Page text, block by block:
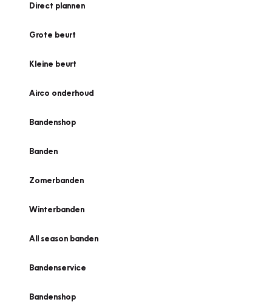
Direct plannen
Grote beurt
Kleine beurt
Airco onderhoud
Bandenshop
Banden
Zomerbanden
Winterbanden
All season banden
Bandenservice
Bandenshop